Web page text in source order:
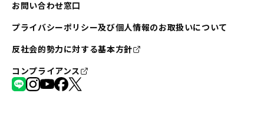
お問い合わせ窓口
プライバシーポリシー及び個人情報のお取扱いについて
反社会的勢力に対する基本方針
コンプライアンス